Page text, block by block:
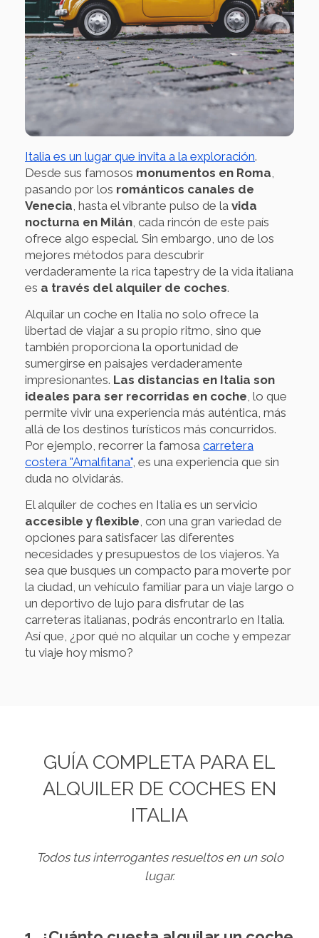
Italia es un lugar que invita a la exploración.
Desde sus famosos monumentos en Roma,
pasando por los románticos canales de
Venecia, hasta el vibrante pulso de la vida
nocturna en Milán, cada rincón de este país
ofrece algo especial. Sin embargo, uno de los
mejores métodos para descubrir
verdaderamente la rica tapestry de la vida italiana
es a través del alquiler de coches.
Alquilar un coche en Italia no solo ofrece la
libertad de viajar a su propio ritmo, sino que
también proporciona la oportunidad de
sumergirse en paisajes verdaderamente
impresionantes. Las distancias en Italia son
ideales para ser recorridas en coche, lo que
permite vivir una experiencia más auténtica, más
allá de los destinos turísticos más concurridos.
Por ejemplo, recorrer la famosa carretera
costera "Amalfitana", es una experiencia que sin
duda no olvidarás.
El alquiler de coches en Italia es un servicio
accesible y flexible, con una gran variedad de
opciones para satisfacer las diferentes
necesidades y presupuestos de los viajeros. Ya
sea que busques un compacto para moverte por
la ciudad, un vehículo familiar para un viaje largo o
un deportivo de lujo para disfrutar de las
carreteras italianas, podrás encontrarlo en Italia.
Así que, ¿por qué no alquilar un coche y empezar
tu viaje hoy mismo?
GUÍA COMPLETA PARA EL
ALQUILER DE COCHES EN
ITALIA
Todos tus interrogantes resueltos en un solo
lugar.